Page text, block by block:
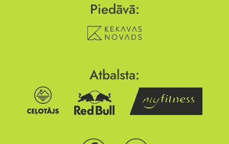
Piedāvā:
Atbalsta: